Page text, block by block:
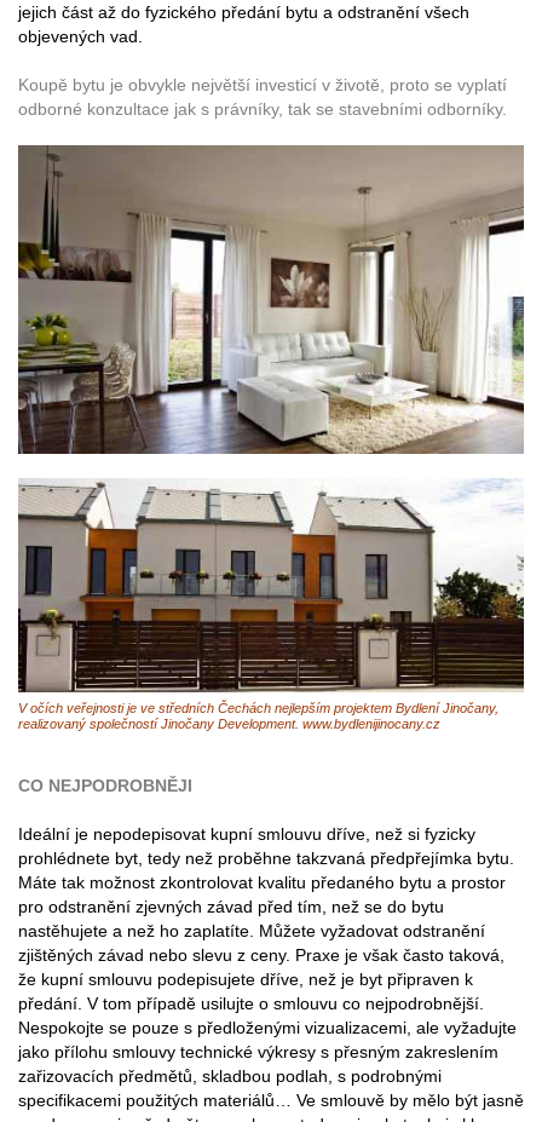
jejich část až do fyzického předání bytu a odstranění všech
objevených vad.
Koupě bytu je obvykle největší investicí v životě, proto se vyplatí
odborné konzultace jak s právníky, tak se stavebními odborníky.
V očích veřejnosti je ve středních Čechách nejlepším projektem Bydlení Jinočany,
realizovaný společností Jinočany Development. www.bydlenijinocany.cz
CO NEJPODROBNĚJI
Ideální je nepodepisovat kupní smlouvu dříve, než si fyzicky
prohlédnete byt, tedy než proběhne takzvaná předpřejímka bytu.
Máte tak možnost zkontrolovat kvalitu předaného bytu a prostor
pro odstranění zjevných závad před tím, než se do bytu
nastěhujete a než ho zaplatíte. Můžete vyžadovat odstranění
zjištěných závad nebo slevu z ceny. Praxe je však často taková,
že kupní smlouvu podepisujete dříve, než je byt připraven k
předání. V tom případě usilujte o smlouvu co nejpodrobnější.
Nespokojte se pouze s předloženými vizualizacemi, ale vyžadujte
jako přílohu smlouvy technické výkresy s přesným zakreslením
zařizovacích předmětů, skladbou podlah, s podrobnými
specifikacemi použitých materiálů… Ve smlouvě by mělo být jasně